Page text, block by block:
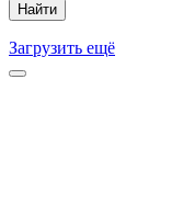
Найти
Загрузить ещё